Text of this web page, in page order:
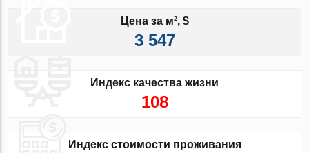
Цена за м², $
3 547
Индекс качества жизни
108
Индекс стоимости проживания